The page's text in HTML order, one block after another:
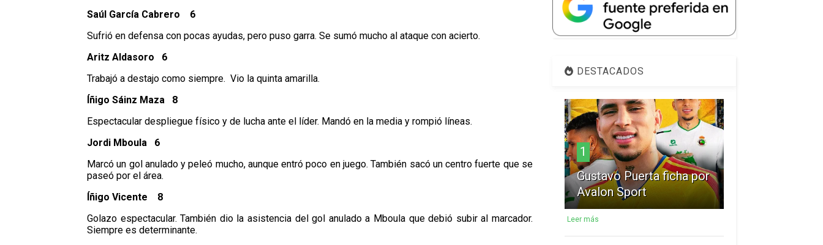
Saúl García Cabrero 6
Sufrió en defensa con pocas ayudas, pero puso garra. Se sumó mucho al ataque con acierto.
Aritz Aldasoro 6
Trabajó a destajo como siempre. Vio la quinta amarilla.
Íñigo Sáinz Maza 8
Espectacular despliegue físico y de lucha ante el líder. Mandó en la media y rompió líneas.
Jordi Mboula 6
Marcó un gol anulado y peleó mucho, aunque entró poco en juego. También sacó un centro fuerte que se
paseó por el área.
Íñigo Vicente 8
Golazo espectacular. También dio la asistencia del gol anulado a Mboula que debió subir al marcador.
Siempre es determinante.
DESTACADOS
1
Gustavo Puerta ficha por
Avalon Sport
Leer más